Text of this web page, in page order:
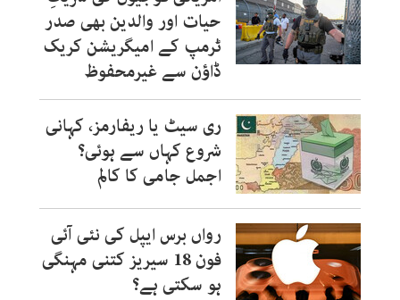
حیات اور والدین بھی صدر
ٹرمپ کے امیگریشن کریک
ڈاؤن سے غیرمحفوظ
ری سیٹ یا ریفارمز، کہانی
شروع کہاں سے ہوئی؟
اجمل جامی کا کالم
رواں برس ایپل کی نئی آئی
فون 18 سیریز کتنی مہنگی
ہو سکتی ہے؟